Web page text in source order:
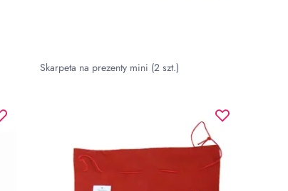
Skarpeta na prezenty mini (2 szt.)